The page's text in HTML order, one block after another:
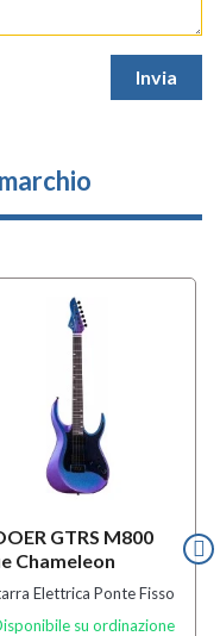
GTRS M800
Chameleon
Elettrica Ponte Fisso
su ordinazione